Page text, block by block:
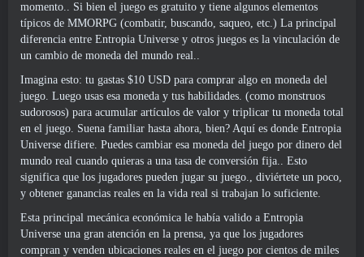
momento.. Si bien el juego es gratuito y tiene algunos elementos
típicos de MMORPG (combatir, buscando, saqueo, etc.) La principal
diferencia entre Entropia Universe y otros juegos es la vinculación de
un cambio de moneda del mundo real..
Imagina esto: tu gastas $10 USD para comprar algo en moneda del
juego. Luego usas esa moneda y tus habilidades. (como monstruos
sudorosos) para acumular artículos de valor y triplicar tu moneda total
en el juego. Suena familiar hasta ahora, bien? Aquí es donde Entropia
Universe difiere. Puedes cambiar esa moneda del juego por dinero del
mundo real cuando quieras a una tasa de conversión fija.. Esto
significa que los jugadores pueden jugar su juego., diviértete un poco,
y obtener ganancias reales en la vida real si trabajan lo suficiente.
Esta principal mecánica económica le había valido a Entropia
Universe una gran atención en la prensa, ya que los jugadores
compran y venden ubicaciones reales en el juego por cientos de miles